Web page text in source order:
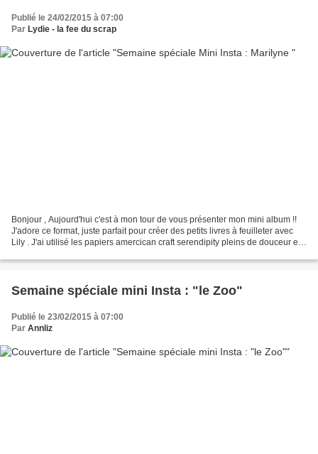
Publié le 24/02/2015 à 07:00
Par Lydie - la fee du scrap
Bonjour , Aujourd'hui c'est à mon tour de vous présenter mon mini album !!
J'adore ce format, juste parfait pour créer des petits livres à feuilleter avec
Lily . J'ai utilisé les papiers amercican craft serendipity pleins de douceur et
Semaine spéciale mini Insta : "le Zoo"
Publié le 23/02/2015 à 07:00
Par Annliz